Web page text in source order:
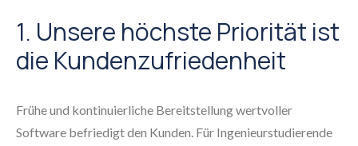
1. Unsere höchste Priorität ist
die Kundenzufriedenheit
Frühe und kontinuierliche Bereitstellung wertvoller
Software befriedigt den Kunden. Für Ingenieurstudierende